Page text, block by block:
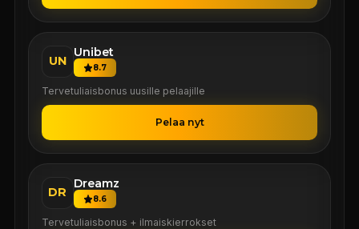
UN
Unibet
8.7
Tervetuliaisbonus uusille pelaajille
Pelaa nyt
DR
Dreamz
8.6
Tervetuliaisbonus + ilmaiskierrokset